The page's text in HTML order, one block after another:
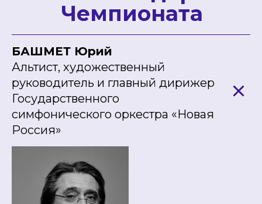
Чемпионата
БАШМЕТ Юрий
Альтист, художественный
руководитель и главный дирижер
Государственного
симфонического оркестра «Новая
Россия»